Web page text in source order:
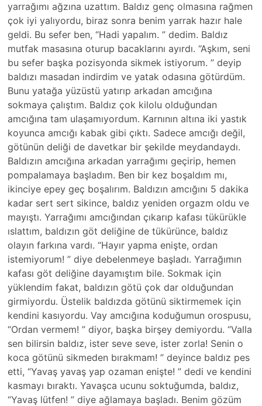
yarrağımı ağzına uzattım. Baldız genç olmasına rağmen
çok iyi yalıyordu, biraz sonra benim yarrak hazır hale
geldi. Bu sefer ben, “Hadi yapalım. ” dedim. Baldız
mutfak masasına oturup bacaklarını ayırdı. “Aşkım, seni
bu sefer başka pozisyonda sikmek istiyorum. ” deyip
baldızı masadan indirdim ve yatak odasına götürdüm.
Bunu yatağa yüzüstü yatırıp arkadan amcığına
sokmaya çalıştım. Baldız çok kilolu olduğundan
amcığına tam ulaşamıyordum. Karnının altına iki yastık
koyunca amcığı kabak gibi çıktı. Sadece amcığı değil,
götünün deliği de davetkar bir şekilde meydandaydı.
Baldızın amcığına arkadan yarrağımı geçirip, hemen
pompalamaya başladım. Ben bir kez boşaldım mı,
ikinciye epey geç boşalırım. Baldızın amcığını 5 dakika
kadar sert sert sikince, baldız yeniden orgazm oldu ve
mayıştı. Yarrağımı amcığından çıkarıp kafası tükürükle
ıslattım, baldızın göt deliğine de tükürünce, baldız
olayın farkına vardı. “Hayır yapma enişte, ordan
istemiyorum! ” diye debelenmeye başladı. Yarrağımın
kafası göt deliğine dayamıştım bile. Sokmak için
yüklendim fakat, baldızın götü çok dar olduğundan
girmiyordu. Üstelik baldızda götünü siktirmemek için
kendini kasıyordu. Vay amcığına koduğumun orospusu,
“Ordan vermem! ” diyor, başka birşey demiyordu. “Valla
sen bilirsin baldız, ister seve seve, ister zorla! Senin o
koca götünü sikmeden bırakmam! ” deyince baldız pes
etti, “Yavaş yavaş yap ozaman enişte! ” dedi ve kendini
kasmayı bıraktı. Yavaşca ucunu soktuğumda, baldız,
“Yavaş lütfen! ” diye ağlamaya başladı. Benim gözüm